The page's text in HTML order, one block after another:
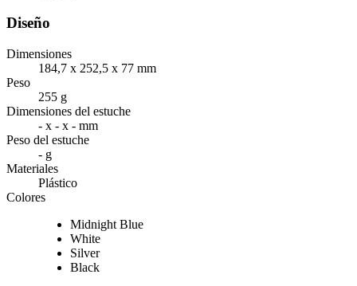
Diseño
Dimensiones
184,7 x 252,5 x 77 mm
Peso
255 g
Dimensiones del estuche
- x - x - mm
Peso del estuche
- g
Materiales
Plástico
Colores
Midnight Blue
White
Silver
Black